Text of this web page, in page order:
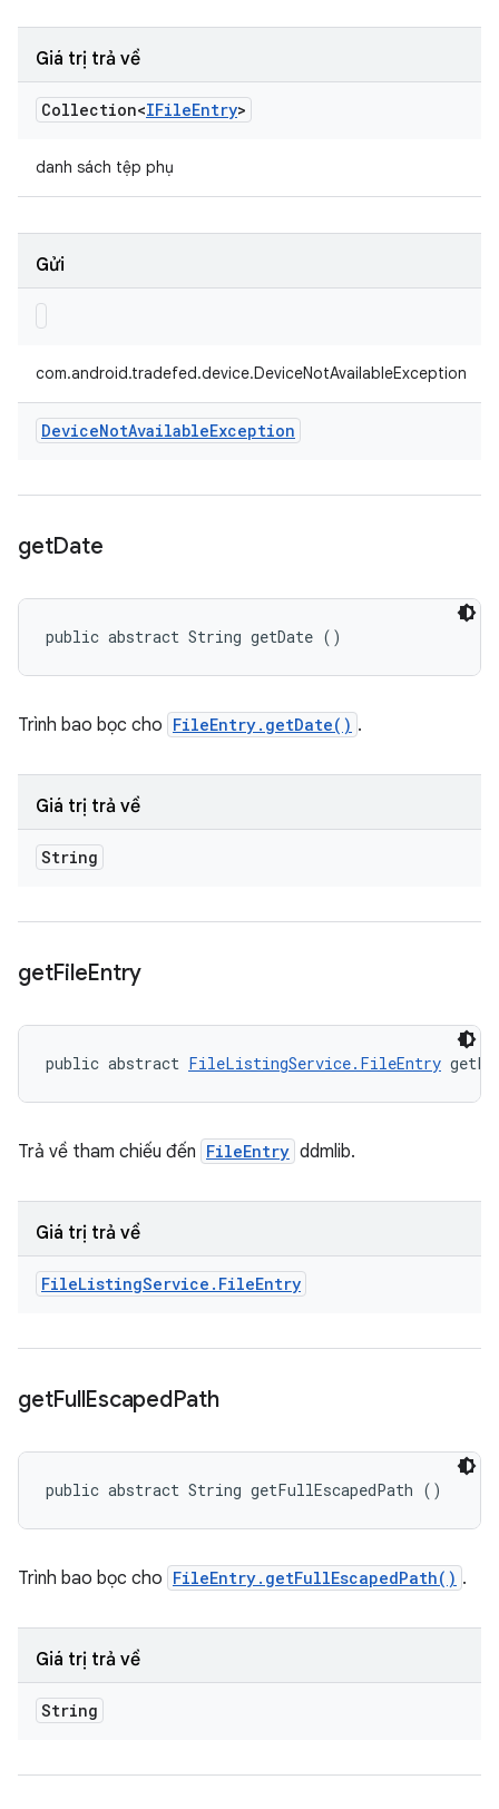
Giá trị trả về
Collection<IFileEntry>
danh sách tệp phụ
Gửi
com.android.tradefed.device.DeviceNotAvailableException
DeviceNotAvailableException
getDate
public abstract String getDate ()
Trình bao bọc cho FileEntry.getDate() .
Giá trị trả về
String
getFileEntry
public abstract FileListingService.FileEntry
Trả về tham chiếu đến FileEntry ddmlib.
Giá trị trả về
FileListingService . FileEntry
getFullEscapedPath
public abstract String getFullEscapedPath ()
Trình bao bọc cho FileEntry.getFullEscapedPath() .
Giá trị trả về
String